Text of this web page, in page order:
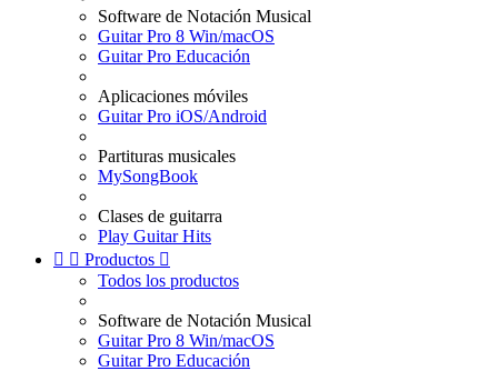
Software de Notación Musical
Guitar Pro 8 Win/macOS
Guitar Pro Educación
Aplicaciones móviles
Guitar Pro iOS/Android
Partituras musicales
MySongBook
Clases de guitarra
Play Guitar Hits
  Productos 
Todos los productos
Software de Notación Musical
Guitar Pro 8 Win/macOS
Guitar Pro Educación